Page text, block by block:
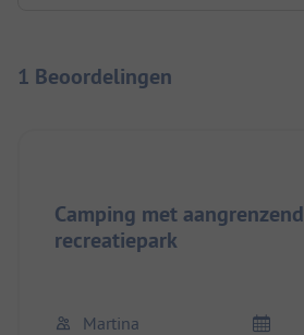
1 Beoordelingen
Camping met aangrenzend
recreatiepark
Martina